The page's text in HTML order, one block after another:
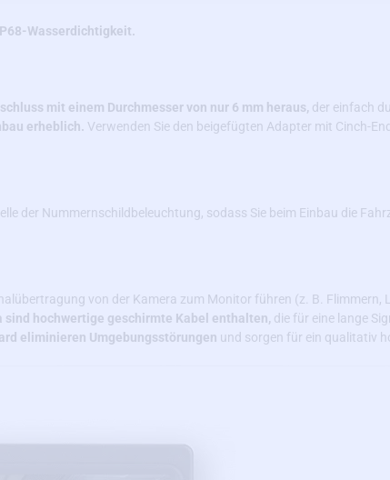
Wasserdichtigkeit.
mit einem Durchmesser von nur 6 mm heraus, der einfach
erheblich. Verwenden Sie den beigefügten Adapter mit Cinch-
der Nummernschildbeleuchtung, sodass Sie beim Einbau die
von der Kamera zum Monitor führen (z. B. Flimmern,
hochwertige geschirmte Kabel enthalten, die für eine lange
eliminieren Umgebungsstörungen und sorgen für ein qualitativ